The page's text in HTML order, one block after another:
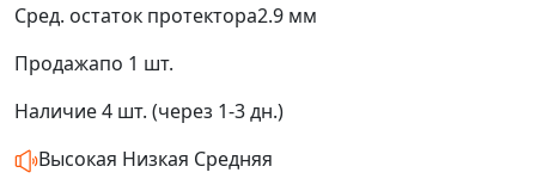
Сред. остаток протектора2.9 мм
Продажапо 1 шт.
Наличие4 шт. (через 1-3 дн.)
Высокая Низкая Средняя